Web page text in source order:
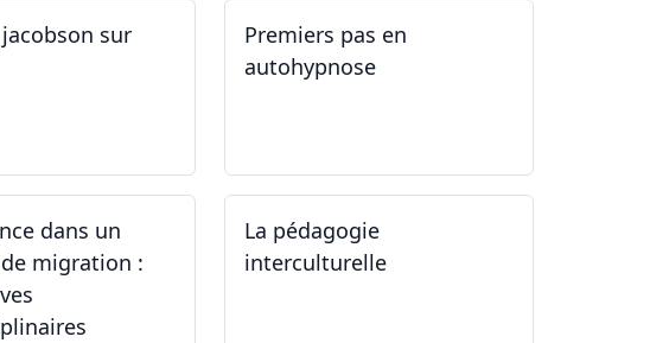
sur
Premiers pas en
autohypnose
dans un
migration :
La pédagogie
interculturelle